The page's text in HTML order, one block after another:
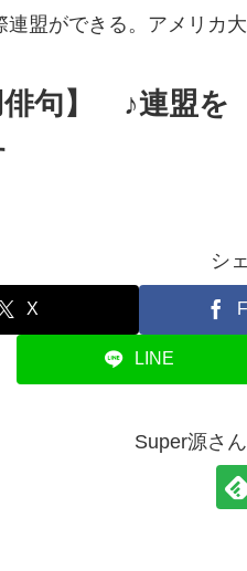
連盟ができる。アメリカ
俳句】 ♪連盟
シ
X
LINE
Super源さ